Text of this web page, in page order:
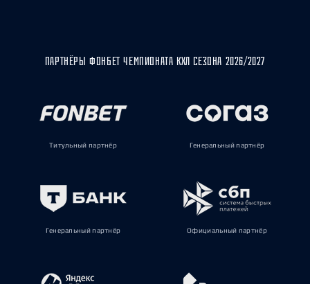
ПАРТНЁРЫ ФОНБЕТ ЧЕМПИОНАТА КХЛ СЕЗОНА 2026/2027
Титульный партнёр Генеральный партнёр
Генеральный партнёр Официальный партнёр